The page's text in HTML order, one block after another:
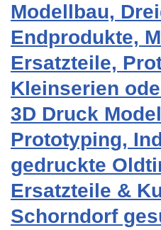
Modellbau,
Endprodukte,
Ersatzteile,
Kleinserien
3D Druck
Prototyping,
gedruckte
Ersatzteile &
Schorndorf